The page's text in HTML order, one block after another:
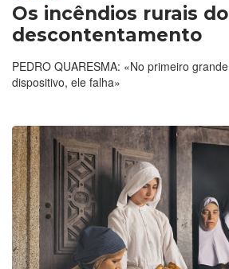
Os incêndios rurais
descontentamento
PEDRO QUARESMA: «No primeiro
dispositivo, ele falha»